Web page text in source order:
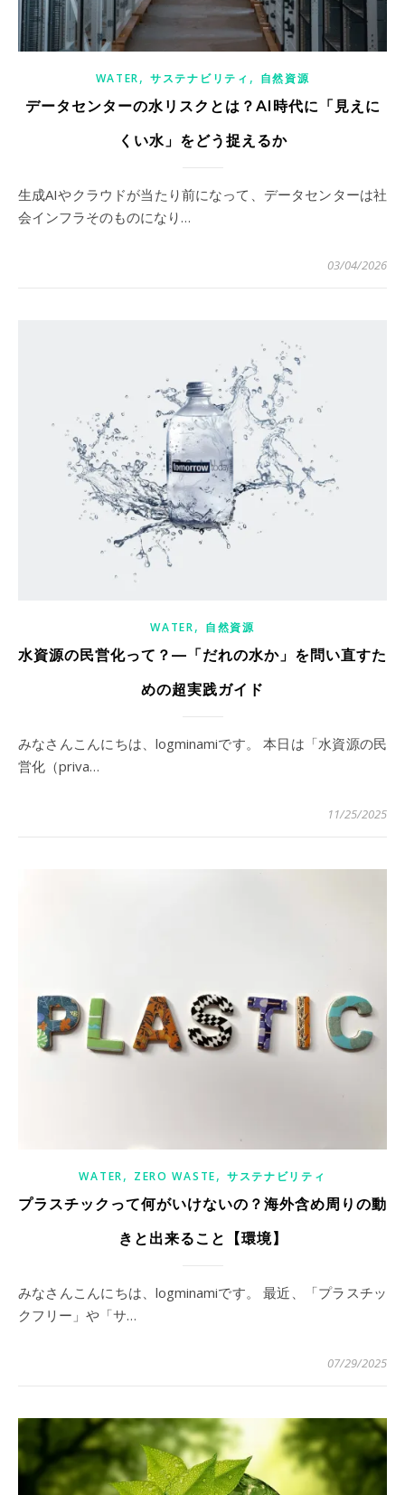
WATER,サステナビリティ , 自然資源
データセンターの水リスクとは？AI時代に「見えに
くい水」をどう捉えるか
生成AIやクラウドが当たり前になって、データセンターは社
会インフラそのものになり…
03/04/2026
WATER, 自然資源
水資源の民営化って？—「だれの水か」を問い直すた
めの超実践ガイド
みなさんこんにちは、logminamiです。 本日は「水資源の民
営化（priva…
11/25/2025
WATER, ZERO WASTE, サステナビリティ
プラスチックって何がいけないの？海外含め周りの動
きと出来ること【環境】
みなさんこんにちは、logminamiです。 最近、「プラスチッ
クフリー」や「サ…
07/29/2025